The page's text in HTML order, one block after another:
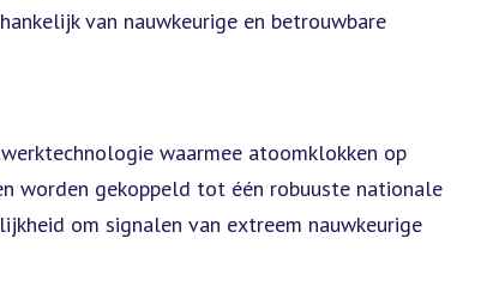
van nauwkeurige en betrouwbare
waarmee atoomklokken op
worden gekoppeld tot één robuuste nationale
om signalen van extreem nauwkeurige